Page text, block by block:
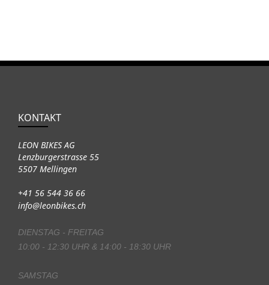
KONTAKT
LEON BIKES AG
Lenzburgerstrasse 55
5507 Mellingen
+41 56 544 36 66
info@leonbikes.ch
DIENSTAG - FREITAG
10:00 - 12:30 UHR & 14:00 - 18:30 UHR
SAMSTAG